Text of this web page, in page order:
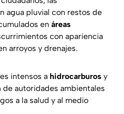
agua pluvial con restos de
en áreas
con apariencia
arroyos y drenajes.
intensos a hidrocarburos y
autoridades ambientales
a la salud y al medio